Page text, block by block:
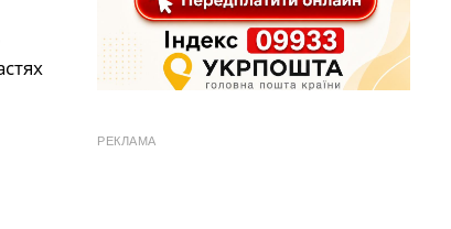
РЕКЛАМА